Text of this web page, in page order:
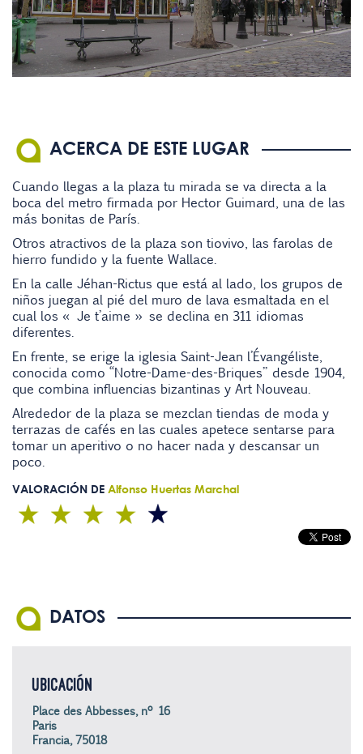
ACERCA DE ESTE LUGAR
Cuando llegas a la plaza tu mirada se va directa a la
boca del metro firmada por Hector Guimard, una de las
más bonitas de París.
Otros atractivos de la plaza son tiovivo, las farolas de
hierro fundido y la fuente Wallace.
En la calle Jéhan-Rictus que está al lado, los grupos de
niños juegan al pié del muro de lava esmaltada en el
cual los « Je t’aime » se declina en 311 idiomas
diferentes.
En frente, se erige la iglesia Saint-Jean l’Évangéliste,
conocida como “Notre-Dame-des-Briques” desde 1904,
que combina influencias bizantinas y Art Nouveau.
Alrededor de la plaza se mezclan tiendas de moda y
terrazas de cafés en las cuales apetece sentarse para
tomar un aperitivo o no hacer nada y descansar un
poco.
VALORACIÓN DE Alfonso Huertas Marchal
DATOS
UBICACIÓN
Place des Abbesses, nº 16
Paris
Francia, 75018